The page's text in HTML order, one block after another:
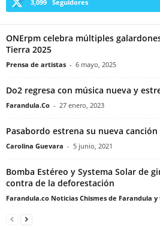
3,099 Seguidores
ONErpm celebra múltiples
Tierra 2025
Prensa de artistas - 6 mayo, 2025
Do2 regresa con música nueva y
Farandula.Co - 27 enero, 2023
Pasabordo estrena su nueva canción
Carolina Guevara - 5 junio, 2021
Bomba Estéreo y Systema Solar de
contra de la deforestación
Farandula.co Noticias Chismes de Farandula y